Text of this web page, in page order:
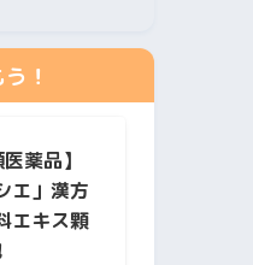
！
薬品】
エ」漢方
エキス顆